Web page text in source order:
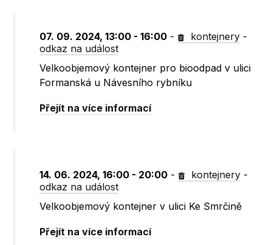
07. 09. 2024, 13:00 - 16:00 - kontejnery -
odkaz na událost
Velkoobjemový kontejner pro bioodpad v ulici
Formanská u Návesního rybníku
Přejít na více informací
14. 06. 2024, 16:00 - 20:00 - kontejnery -
odkaz na událost
Velkoobjemový kontejner v ulici Ke Smrčině
Přejít na více informací